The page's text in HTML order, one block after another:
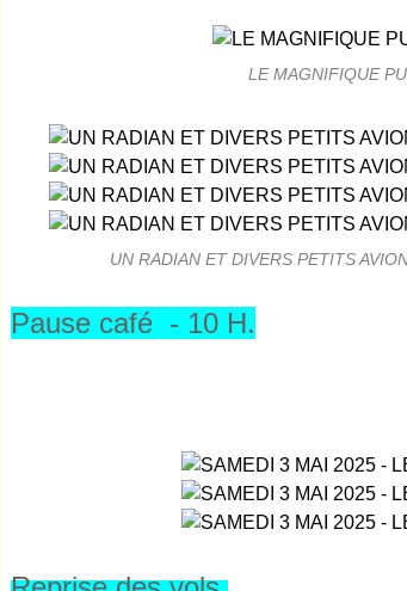
LE MAGNIFIQUE
UN RADIAN ET DIVERS PETITS
Pause café - 10 H.